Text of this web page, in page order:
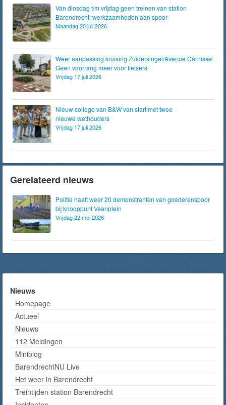
Van dinsdag t/m vrijdag geen treinen van station
Barendrecht; werkzaamheden aan spoor
Maandag 20 juli 2026
Weer aanpassing kruising Zuidersingel/Avenue Carnisse:
Geen voorrang meer voor fietsers
Vrijdag 17 juli 2026
Nieuw college van B&W van start met twee
nieuwe wethouders
Vrijdag 17 juli 2026
Gerelateerd nieuws
Politie haalt weer 20 demonstranten van goederenspoor
bij knooppunt Vaanplein
Vrijdag 22 mei 2026
Nieuws
Homepage
Actueel
Nieuws
112 Meldingen
Miniblog
BarendrechtNU Live
Het weer in Barendrecht
Treintijden station Barendrecht